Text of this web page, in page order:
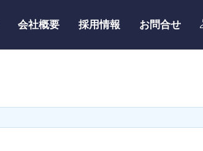
会社概要 採用情報 お問合せ